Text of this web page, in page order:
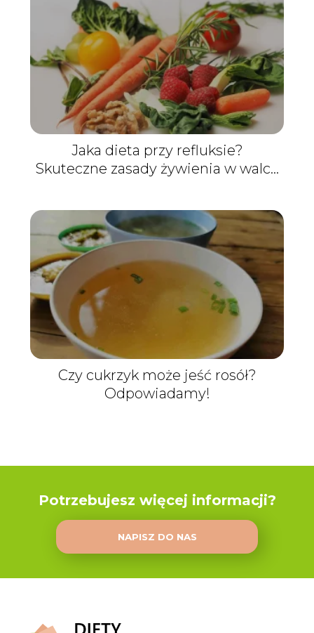
Jaka dieta przy refluksie?
Skuteczne zasady żywienia w walce
Czy cukrzyk może jeść rosół?
Odpowiadamy!
Potrzebujesz więcej informacji?
NAPISZ DO NAS